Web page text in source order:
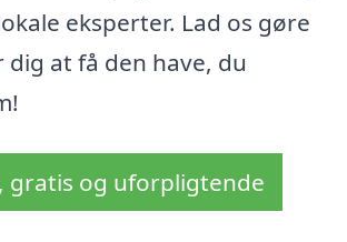
eksperter. Lad os gøre
at få den have, du
gratis og uforpligtende